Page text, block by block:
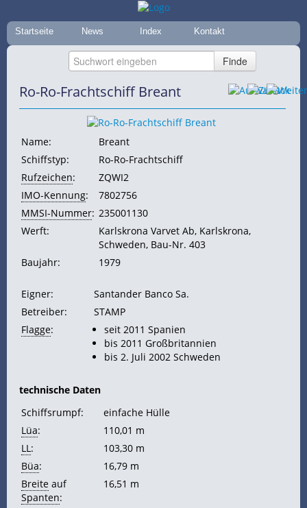
Startseite News Index Kontakt
Ro-Ro-Frachtschiff Breant
Name:
Breant
Schiffstyp:
Ro-Ro-Frachtschiff
Rufzeichen:
ZQWI2
IMO-Kennung:
7802756
MMSI-Nummer: 235001130
Werft:
Karlskrona Varvet Ab, Karlskrona,
Schweden, Bau-Nr. 403
Baujahr:
1979
Eigner:
Santander Banco Sa.
Betreiber:
STAMP
Flagge:
seit 2011 Spanien
bis 2011 Großbritannien
bis 2. Juli 2002 Schweden
technische Daten
Schiffsrumpf:
einfache Hülle
Lüa:
110,01 m
LL:
103,30 m
Büa:
16,79 m
Breite auf
Spanten:
16,51 m